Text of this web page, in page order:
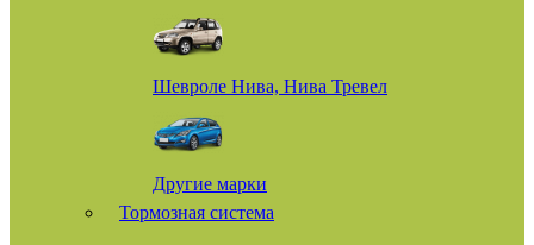
Шевроле Нива, Нива Тревел
Другие марки
Тормозная система